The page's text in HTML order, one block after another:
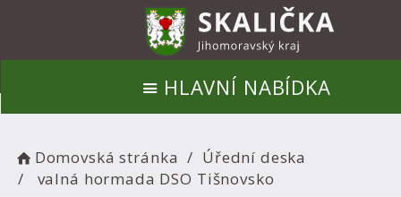
HLAVNÍ NABÍDKA
Domovská stránka
Úřední deska
valná hormada DSO Tišnovsko